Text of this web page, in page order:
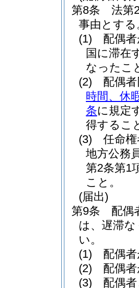
第8条
法第
事由とする
(1)
配偶
国に滞在
なったこ
(2)
配偶
時間、休
条に規定
得するこ
(3)
任命
地方公務
第2条第1
こと。
(届出)
第9条
配偶
は、遅滞
い。
(1)
配偶
(2)
配偶
(3)
配偶